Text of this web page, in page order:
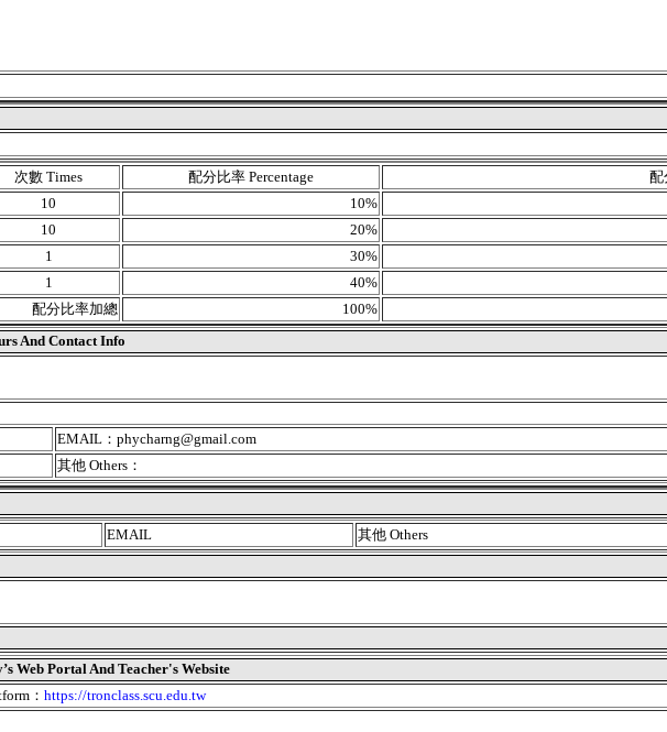
次數 Times 配分比率 Percentage
配
10
10%
10
20%
1
30%
1
40%
配分比率加總
100%
And Contact Info
EMAIL：phycharng@gmail.com
其他 Others：
EMAIL
其他 Others
Web Portal And Teacher's Website
： https://tronclass.scu.edu.tw